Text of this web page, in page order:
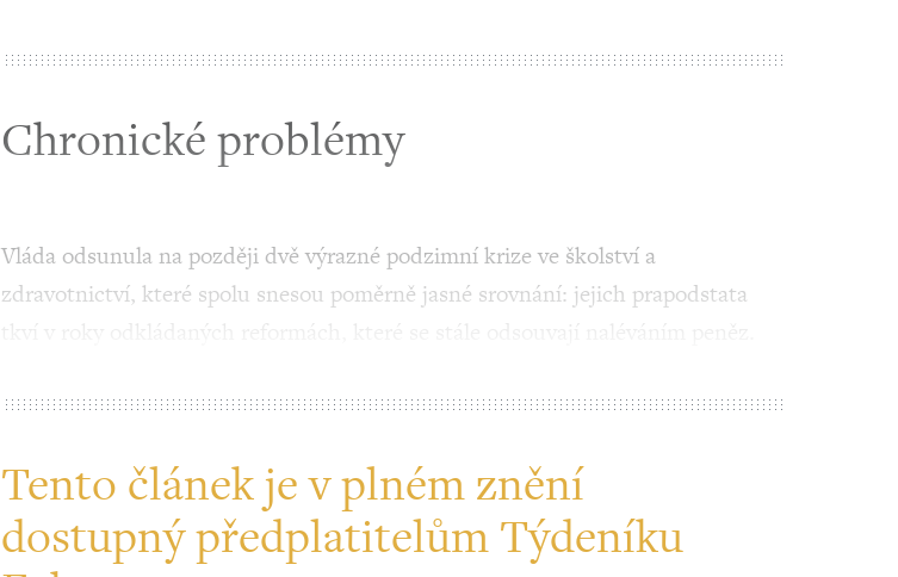
Chronické problémy
Vláda odsunula na později dvě výrazné podzimní krize ve školství a
zdravotnictví, které spolu snesou poměrně jasné srovnání: jejich prapodstata
Tento článek je v plném znění
dostupný předplatitelům Týdeníku